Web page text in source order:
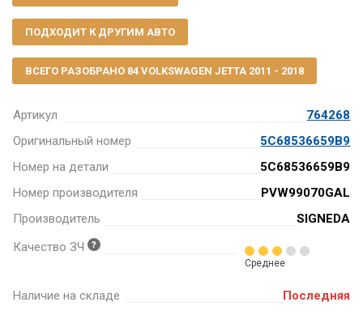
Артикул
764268
Оригинальный номер
5C68536659B9
Номер на детали
5C68536659B9
Номер производителя
PVW99070GAL
Производитель
SIGNEDA
Качество ЗЧ
Среднее
Наличие на складе Последняя
ПОДХОДИТ К ДРУГИМ АВТО
ВСЕГО РАЗОБРАНО 84 VOLKSWAGEN JETTA 2011 - 2018